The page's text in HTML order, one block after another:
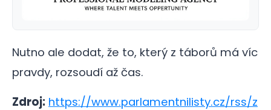
Nutno ale dodat, že to, který z táborů má víc
pravdy, rozsoudí až čas.
Zdroj: https://www.parlamentnilisty.cz/rss/z